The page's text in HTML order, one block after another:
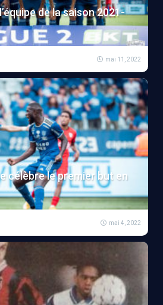
de la saison 2021-
mai 11, 2022
célèbre le premier but en
mai 4, 2022